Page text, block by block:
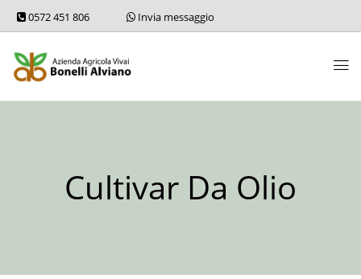
0572 451 806 Invia messaggio
Cultivar Da Olio